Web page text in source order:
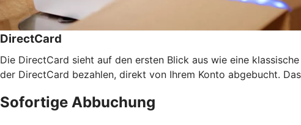
DirectCard
Die DirectCard sieht auf den ersten Blick aus wie eine
der DirectCard bezahlen, direkt von Ihrem Konto abgebucht.
Sofortige Abbuchung